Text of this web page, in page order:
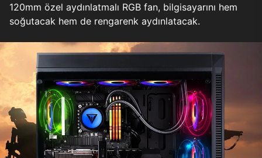
120mm özel aydınlatmalı RGB fan, bilgisayarını hem
soğutacak hem de rengarenk aydınlatacak.